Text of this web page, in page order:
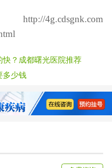
http://4g.cdsgnk.com
？成都曙光医院推荐
多少钱